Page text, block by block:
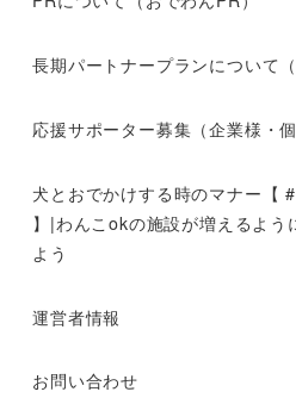
長期パートナープランについて
応援サポーター募集（企業様・個
犬とおでかけする時のマナー【
】|わんこokの施設が増えるよう
よう
運営者情報
お問い合わせ